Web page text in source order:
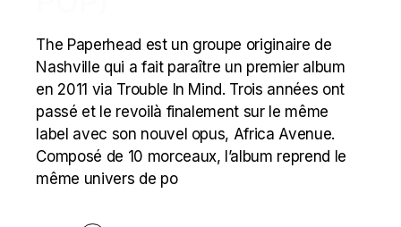
The Paperhead est un groupe originaire de
Nashville qui a fait paraître un premier album
en 2011 via Trouble In Mind. Trois années ont
passé et le revoilà finalement sur le même
label avec son nouvel opus, Africa Avenue.
Composé de 10 morceaux, l’album reprend le
même univers de po